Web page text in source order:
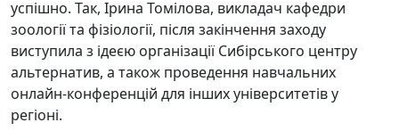
успішно. Так, Ірина Томілова, викладач кафедри
зоології та фізіології, після закінчення заходу
виступила з ідеєю організації Сибірського центру
альтернатив, а також проведення навчальних
онлайн-конференцій для інших університетів у
регіоні.